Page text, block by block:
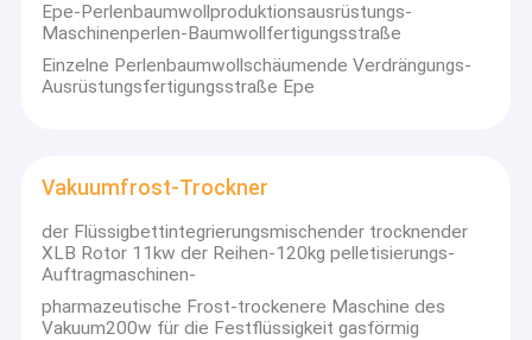
Epe-Perlenbaumwollproduktionsausrüstungs-
Maschinenperlen-Baumwollfertigungsstraße
Einzelne Perlenbaumwollschäumende Verdrängungs-
Ausrüstungsfertigungsstraße Epe
Vakuumfrost-Trockner
der Flüssigbettintegrierungsmischender trocknender
XLB Rotor 11kw der Reihen-120kg pelletisierungs-
Auftragmaschinen-
pharmazeutische Frost-trockenere Maschine des
Vakuum200w für die Festflüssigkeit gasförmig